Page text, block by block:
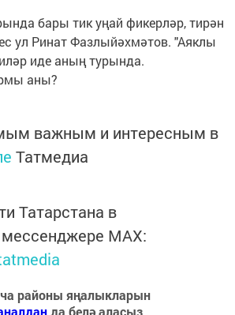
бары тик уңай фикерләр, тирән
ул Ринат Фазлыйәхмәтов. "Аяклы
иде аның турында.
аны?
важным и интересным в
Татмедиа
Татарстана в
MАХ:
районы яңалыкларын
да белә аласыз